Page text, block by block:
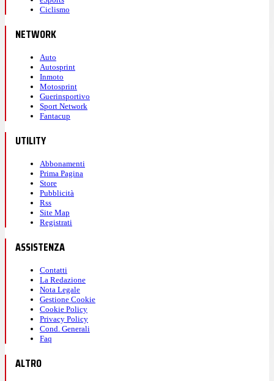
Ciclismo
NETWORK
Auto
Autosprint
Inmoto
Motosprint
Guerinsportivo
Sport Network
Fantacup
UTILITY
Abbonamenti
Prima Pagina
Store
Pubblicità
Rss
Site Map
Registrati
ASSISTENZA
Contatti
La Redazione
Nota Legale
Gestione Cookie
Cookie Policy
Privacy Policy
Cond. Generali
Faq
ALTRO